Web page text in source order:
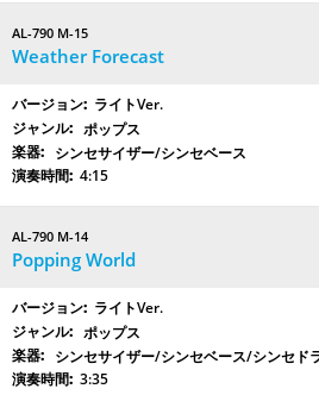
AL-790 M-15
Weather Forecast
ライトVer.
ポップス
シンセサイザー/シンセベース
4:15
AL-790 M-14
Popping World
ライトVer.
ポップス
シンセサイザー/シンセベース/シンセド
3:35